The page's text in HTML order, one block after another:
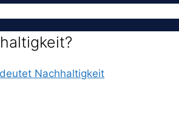
Nachhaltigkeit